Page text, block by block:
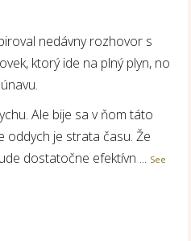
nedávny rozhovor s
ktorý ide na plný plyn, no
Ale bije sa v ňom táto
oddych je strata času. Že
dostatočne efektívn ... See